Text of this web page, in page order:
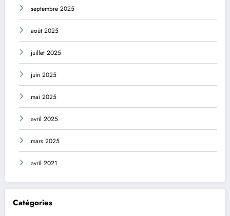
septembre 2025
août 2025
juillet 2025
juin 2025
mai 2025
avril 2025
mars 2025
avril 2021
Catégories